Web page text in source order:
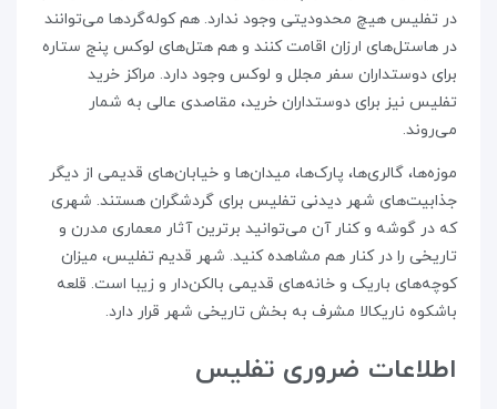
در تفلیس هیچ محدودیتی وجود ندارد. هم کوله‌گردها می‌توانند
در هاستل‌های ارزان اقامت کنند و هم هتل‌های لوکس پنج ستاره
برای دوستداران سفر مجلل و لوکس وجود دارد. مراکز خرید
تفلیس نیز برای دوستداران خرید، مقاصدی عالی به شمار
می‌روند.
موزه‌ها، گالری‌ها، پارک‌ها، میدان‌ها و خیابان‌های قدیمی از دیگر
جذابیت‌های شهر دیدنی تفلیس برای گردشگران هستند. شهری
که در گوشه و کنار آن می‌توانید برترین آثار معماری مدرن و
تاریخی را در کنار هم مشاهده کنید. شهر قدیم تفلیس، میزان
کوچه‌های باریک و خانه‌های قدیمی بالکن‌دار و زیبا است. قلعه‌
باشکوه ناریکالا مشرف به بخش تاریخی شهر قرار دارد.
اطلاعات ضروری تفلیس